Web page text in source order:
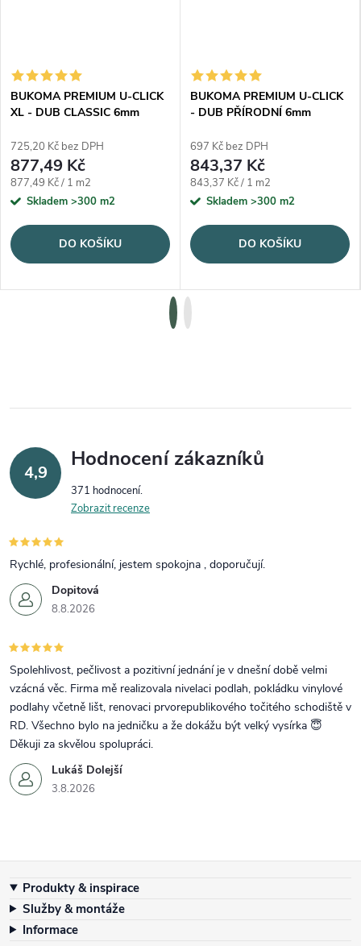
BUKOMA PREMIUM U-CLICK
XL - DUB CLASSIC 6mm
725,20 Kč bez DPH
877,49 Kč
Měrná cena:
877,49 Kč / 1 m2
Skladem >300 m2
DO KOŠÍKU
BUKOMA PREMIUM U-CLICK
- DUB PŘÍRODNÍ 6mm
697 Kč bez DPH
843,37 Kč
Měrná cena:
843,37 Kč / 1 m2
Skladem >300 m2
DO KOŠÍKU
4,9
Hodnocení zákazníků
371 hodnocení
Zobrazit recenze
Dopitová
8.8.2026
Rychlé, profesionální, jestem spokojna , doporučují.
Lukáš Dolejší
3.8.2026
Spolehlivost, pečlivost a pozitivní jednání je v dnešní době velmi
vzácná věc. Firma mě realizovala nivelaci podlah, pokládku vinylové
podlahy včetně lišt, renovaci prvorepublikového točitého schodiště v
RD. Všechno bylo na jedničku a že dokážu být velký vysírka 😇
Děkuji za skvělou spolupráci.
Produkty & inspirace
Služby & montáže
Informace